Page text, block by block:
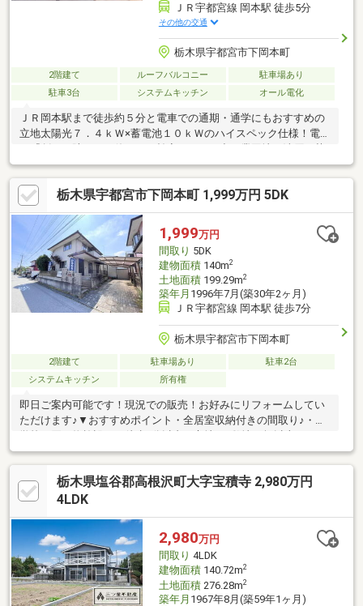
ＪＲ宇都宮線 岡本駅 徒歩5分
その他の交通
栃木県宇都宮市下岡本町
2階建て ルーフバルコニー
駐車場あり
駐車3台
システムキッチン オール電化
ＪＲ岡本駅まで徒歩約５分と電車での通期・通学にもおすすめの
立地太陽光７．４ｋＷ×蓄電池１０ｋＷのハイスペック仕様！電気
賀工業団地へのアクセス良好◎全居室収納ありですっきりとした
空間へ！南向きの明るいリビング！冬でもポカポカと暖かい日差
しに包まれる快適な暮らし。カースペース３台分完備で来客時の
駐車スペースも安心区画整理事業対象地！道路や公園が整備さ
れ、将来の資産価値向上も期待の立地近隣（約１ｋｍ）にて商業
施設の開発計画進行中（開業時期未定、２０２６年以降開業予
定）縦に広がる、圧倒的な開放感。天井高３ｍのリビング
栃木県宇都宮市下岡本町 1,999万円 5DK
1,999万円
間取り 5DK
建物面積140m2
土地面積199.29m2
築年月 1996年7月(築30年2ヶ月)
ＪＲ宇都宮線 岡本駅 徒歩7分
栃木県宇都宮市下岡本町
2階建て 駐車場あり
駐車2台
システムキッチン
所有権
即日ご案内可能です！現況での販売！お好みにリフォームしてい
ただけます♪▼おすすめポイント・全居室収納付きの間取り♪・小
（199.29平米）▼周辺環境・宇都宮市立岡本小学校まで徒歩7分
（約450ｍ）・フードオアシスOTANI岡本店まで徒歩10分（約270
ｍ）・セブンイレブン河内下岡本店まで徒歩12分（約250ｍ）＼
おウチ探しはケイアイエポックメイキング（株）にお任せくださ
だきます！☆住宅ローン相談無料対応！秘密厳守にて親身にご対
応します！☆土日平日夜でもご対応可能です！
栃木県塩谷郡高根沢町大字宝積寺 2,980万円
4LDK
2,980万円
間取り 4LDK
建物面積140.72m2
土地面積276.28m2
築年月 1967年8月(築59年1ヶ月)